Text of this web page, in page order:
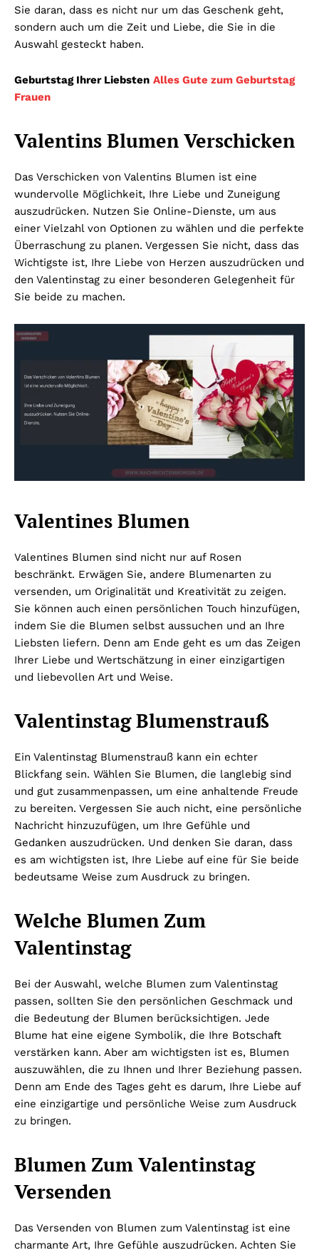
Sie daran, dass es nicht nur um das Geschenk geht,
sondern auch um die Zeit und Liebe, die Sie in die
Auswahl gesteckt haben.
Geburtstag Ihrer Liebsten Alles Gute zum Geburtstag
Frauen
Valentins Blumen Verschicken
Das Verschicken von Valentins Blumen ist eine
wundervolle Möglichkeit, Ihre Liebe und Zuneigung
auszudrücken. Nutzen Sie Online-Dienste, um aus
einer Vielzahl von Optionen zu wählen und die perfekte
Überraschung zu planen. Vergessen Sie nicht, dass das
Wichtigste ist, Ihre Liebe von Herzen auszudrücken und
den Valentinstag zu einer besonderen Gelegenheit für
Sie beide zu machen.
Valentines Blumen
Valentines Blumen sind nicht nur auf Rosen
beschränkt. Erwägen Sie, andere Blumenarten zu
versenden, um Originalität und Kreativität zu zeigen.
Sie können auch einen persönlichen Touch hinzufügen,
indem Sie die Blumen selbst aussuchen und an Ihre
Liebsten liefern. Denn am Ende geht es um das Zeigen
Ihrer Liebe und Wertschätzung in einer einzigartigen
und liebevollen Art und Weise.
Valentinstag Blumenstrauß
Ein Valentinstag Blumenstrauß kann ein echter
Blickfang sein. Wählen Sie Blumen, die langlebig sind
und gut zusammenpassen, um eine anhaltende Freude
zu bereiten. Vergessen Sie auch nicht, eine persönliche
Nachricht hinzuzufügen, um Ihre Gefühle und
Gedanken auszudrücken. Und denken Sie daran, dass
es am wichtigsten ist, Ihre Liebe auf eine für Sie beide
bedeutsame Weise zum Ausdruck zu bringen.
Welche Blumen Zum
Valentinstag
Bei der Auswahl, welche Blumen zum Valentinstag
passen, sollten Sie den persönlichen Geschmack und
die Bedeutung der Blumen berücksichtigen. Jede
Blume hat eine eigene Symbolik, die Ihre Botschaft
verstärken kann. Aber am wichtigsten ist es, Blumen
auszuwählen, die zu Ihnen und Ihrer Beziehung passen.
Denn am Ende des Tages geht es darum, Ihre Liebe auf
eine einzigartige und persönliche Weise zum Ausdruck
zu bringen.
Blumen Zum Valentinstag
Versenden
Das Versenden von Blumen zum Valentinstag ist eine
charmante Art, Ihre Gefühle auszudrücken. Achten Sie